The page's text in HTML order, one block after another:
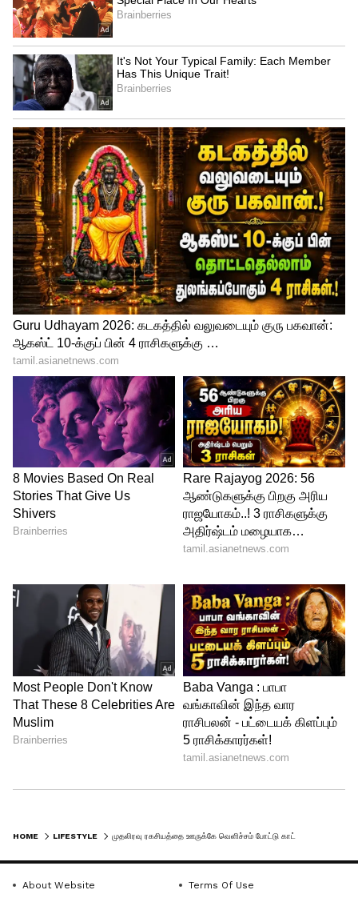
ராஜஸ்தானில் நடைமுறையில் உள்ள
பிற்போக்கான ஒரு சடங்கில், மணமகள்
குக்டி எனும் முறையில் கன்னித்தன்மை
சோதனைக்கு உட்படுத்தப்படுகிறாள்.
திருமணம் முடிந்த கையோடு கணவனின்
அறைக்குச் செல்லும் மணப்பெண்ணின்
கன்னித்தன்மை சோதிக்கப்படுகிறது.
அவர்கள் முதலிரவில் பயன்படுத்தும்
படுக்கையில் இரத்தக் கறைகள்
காணப்பட்டால், அவள் சோதனையில்
தேர்ச்சி பெற்றதாக
ஏற்றுக்கொள்ளப்படுகிறது. ராஜஸ்தான்
பிற்போக்கான முறை இப்போதும் அமலில்
இருப்பது கண்டுபிடிக்கப்பட்டுள்ளது.
4
4
முதலிரவில் மணமகள், கணவனுடன் உடல்